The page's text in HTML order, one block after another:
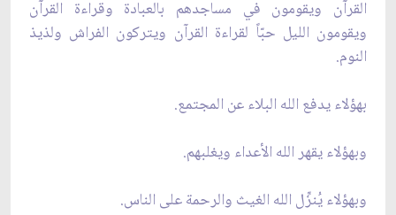
القرآن ويقومون في مساجدهم بالعبادة وقراءة القرآن
ويقومون الليل حبّاً لقراءة القرآن ويتركون الفراش ولذيذ
النوم.
بهؤلاء يدفع الله البلاء عن المجتمع.
وبهؤلاء يقهر الله الأعداء ويغلبهم.
وبهؤلاء يُنزِّل الله الغيث والرحمة على الناس.